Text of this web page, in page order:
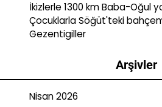
İkizlerle 1300 km Baba-Oğul
Çocuklarla Söğüt'teki
Gezentigiller
Arşivler
Nisan 2026